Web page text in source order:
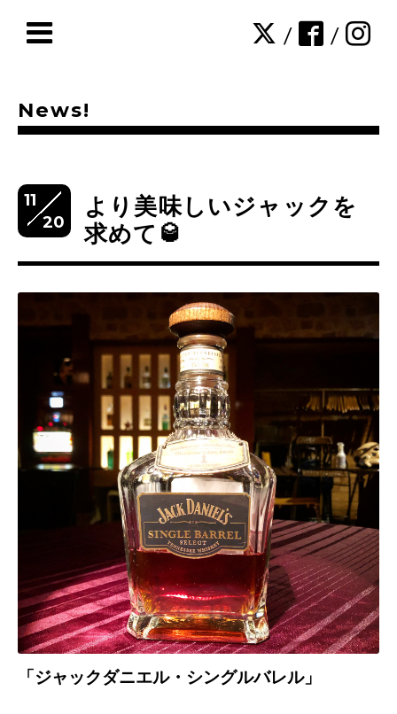
/ /
News!
11
20
より美味しいジャックを
求めて🥃
「ジャックダニエル・シングルバレル」